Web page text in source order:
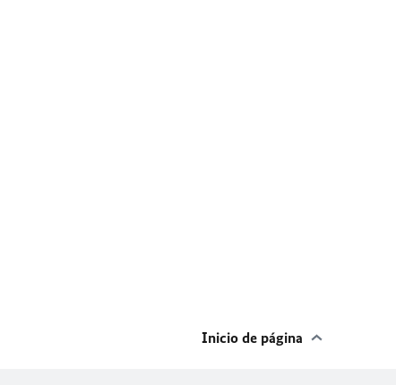
Inicio de página